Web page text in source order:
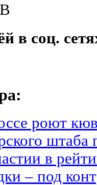
в соц.
роют
в
– под